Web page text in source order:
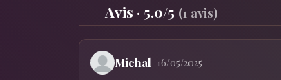
Avis · 5.0/5 (1 avis)
Michal 16/05/2025